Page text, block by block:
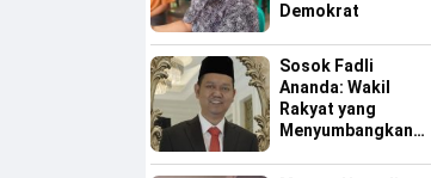
Demokrat
Sosok Fadli
Ananda: Wakil
Rakyat yang
Menyumbangkan